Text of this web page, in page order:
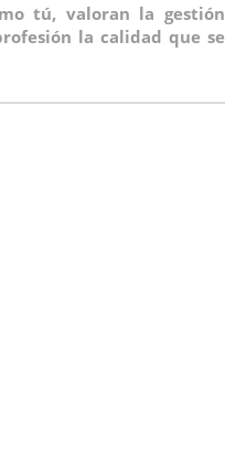
tú, valoran la gestión
la calidad que se